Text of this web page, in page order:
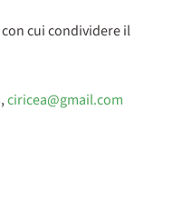
cui condividere il
ciricea@gmail.com